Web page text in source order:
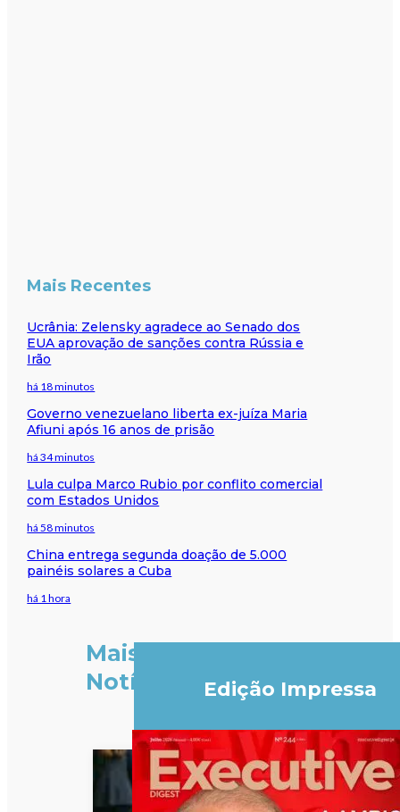
Mais Recentes
Ucrânia: Zelensky agradece ao Senado dos
EUA aprovação de sanções contra Rússia e
Irão
há 18 minutos
Governo venezuelano liberta ex-juíza Maria
Afiuni após 16 anos de prisão
há 34 minutos
Lula culpa Marco Rubio por conflito comercial
com Estados Unidos
há 58 minutos
China entrega segunda doação de 5.000
painéis solares a Cuba
há 1 hora
Mais
Notícias
Edição Impressa